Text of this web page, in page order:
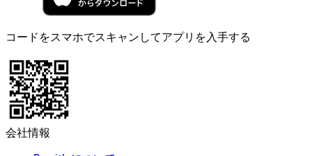
コードをスマホでスキャンしてアプリを入手する
会社情報